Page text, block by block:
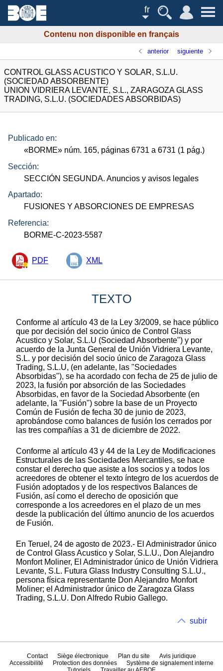
fr
Contenu non disponible en français
anterior siguiente
CONTROL GLASS ACUSTICO Y SOLAR, S.L.U.
(SOCIEDAD ABSORBENTE)
UNION VIDRIERA LEVANTE, S.L., ZARAGOZA GLASS
TRADING, S.L.U. (SOCIEDADES ABSORBIDAS)
Publicado en:
«BORME» núm. 165, páginas 6731 a 6731 (1 pág.)
Sección:
SECCIÓN SEGUNDA. Anuncios y avisos legales
Apartado:
FUSIONES Y ABSORCIONES DE EMPRESAS
Referencia:
BORME-C-2023-5587
PDF XML
TEXTO
Conforme al artículo 43 de la Ley 3/2009, se hace público
que por decisión del socio único de Control Glass
Acustico y Solar, S.L.U (Sociedad Absorbente") y por
acuerdo de la Junta General de Unión Vidriera Levante,
S.L. y por decisión del socio único de Zaragoza Glass
Trading, S.L.U, (en adelante, las "Sociedades
Absorbidas"), se ha acordado con fecha de 25 de julio de
2023, la fusión por absorción de las Sociedades
Absorbidas, en favor de la Sociedad Absorbente (en
adelante, la "Fusión") sobre la base de un Proyecto
Común de Fusión de fecha 30 de junio de 2023,
aprobándose como balances de fusión los cerrados por
las tres compañías a 31 de diciembre de 2022.
Conforme al artículo 43 y 44 de la Ley de Modificaciones
Estructurales de las Sociedades Mercantiles, se hace
constar el derecho que asiste a los socios y a todos los
acreedores de obtener el texto íntegro de los acuerdos de
Fusión adoptados y de los respectivos Balances de
Fusión, así como el derecho de oposición que
corresponde a los acreedores en el plazo de un mes
desde la publicación del último anuncio de los acuerdos
de Fusión.
En Teruel, 24 de agosto de 2023.- El Administrador único
de Control Glass Acustico y Solar, S.L.U., Don Alejandro
Monfort Moliner, El Administrador único de Unión Vidriera
Levante, S.L. Futura Glass Industry Consulting S.L.U.,
persona física representante Don Alejandro Monfort
Moliner; el Administrador único de Zaragoza Glass
Trading, S.L.U. Don Alfredo Rubio Gallego.
subir
Contact Siège électronique Plan du site
Avis juridique
Accessibilité
Protection des données
Système de signalement interne